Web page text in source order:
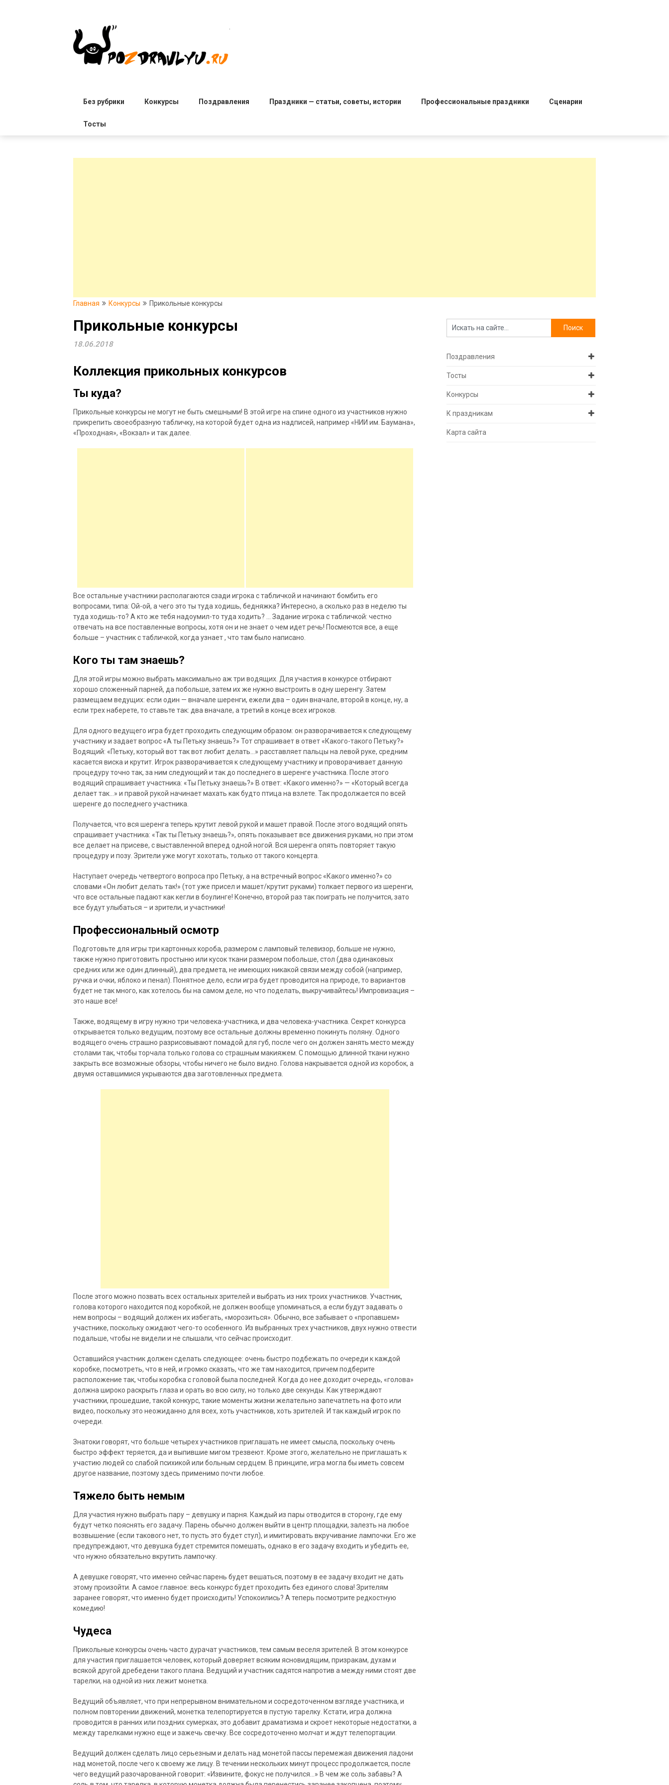
Без рубрики Конкурсы Поздравления Праздники — статьи, советы, истории Профессиональные праздники Сценарии
Тосты
Главная Конкурсы Прикольные конкурсы
Прикольные конкурсы
18.06.2018
Коллекция прикольных конкурсов
Ты куда?
Прикольные конкурсы не могут не быть смешными! В этой игре на спине одного из участников нужно
прикрепить своеобразную табличку, на которой будет одна из надписей, например «НИИ им. Баумана»,
«Проходная», «Вокзал» и так далее.
Все остальные участники располагаются сзади игрока с табличкой и начинают бомбить его
вопросами, типа: Ой-ой, а чего это ты туда ходишь, бедняжка? Интересно, а сколько раз в неделю ты
туда ходишь-то? А кто же тебя надоумил-то туда ходить? … Задание игрока с табличкой: честно
отвечать на все поставленные вопросы, хотя он и не знает о чем идет речь! Посмеются все, а еще
больше – участник с табличкой, когда узнает , что там было написано.
Кого ты там знаешь?
Для этой игры можно выбрать максимально аж три водящих. Для участия в конкурсе отбирают
хорошо сложенный парней, да побольше, затем их же нужно выстроить в одну шеренгу. Затем
размещаем ведущих: если один — вначале шеренги, ежели два – один вначале, второй в конце, ну, а
если трех наберете, то ставьте так: два вначале, а третий в конце всех игроков.
Для одного ведущего игра будет проходить следующим образом: он разворачивается к следующему
участнику и задает вопрос «А ты Петьку знаешь?» Тот спрашивает в ответ «Какого-такого Петьку?»
Водящий: «Петьку, который вот так вот любит делать…» расставляет пальцы на левой руке, средним
касается виска и крутит. Игрок разворачивается к следующему участнику и проворачивает данную
процедуру точно так, за ним следующий и так до последнего в шеренге участника. После этого
водящий спрашивает участника: «Ты Петьку знаешь?» В ответ: «Какого именно?» — «Который всегда
делает так…» и правой рукой начинает махать как будто птица на взлете. Так продолжается по всей
шеренге до последнего участника.
Получается, что вся шеренга теперь крутит левой рукой и машет правой. После этого водящий опять
спрашивает участника: «Так ты Петьку знаешь?», опять показывает все движения руками, но при этом
все делает на присеве, с выставленной вперед одной ногой. Вся шеренга опять повторяет такую
процедуру и позу. Зрители уже могут хохотать, только от такого концерта.
Наступает очередь четвертого вопроса про Петьку, а на встречный вопрос «Какого именно?» со
словами «Он любит делать так!» (тот уже присел и машет/крутит руками) толкает первого из шеренги,
что все остальные падают как кегли в боулинге! Конечно, второй раз так поиграть не получится, зато
все будут улыбаться – и зрители, и участники!
Профессиональный осмотр
Подготовьте для игры три картонных короба, размером с ламповый телевизор, больше не нужно,
также нужно приготовить простыню или кусок ткани размером побольше, стол (два одинаковых
средних или же один длинный), два предмета, не имеющих никакой связи между собой (например,
ручка и очки, яблоко и пенал). Понятное дело, если игра будет проводится на природе, то вариантов
будет не так много, как хотелось бы на самом деле, но что поделать, выкручивайтесь! Импровизация –
это наше все!
Также, водящему в игру нужно три человека-участника, и два человека-участника. Секрет конкурса
открывается только ведущим, поэтому все остальные должны временно покинуть поляну. Одного
водящего очень страшно разрисовывают помадой для губ, после чего он должен занять место между
столами так, чтобы торчала только голова со страшным макияжем. С помощью длинной ткани нужно
закрыть все возможные обзоры, чтобы ничего не было видно. Голова накрывается одной из коробок, а
двумя оставшимися укрываются два заготовленных предмета.
После этого можно позвать всех остальных зрителей и выбрать из них троих участников. Участник,
голова которого находится под коробкой, не должен вообще упоминаться, а если будут задавать о
нем вопросы – водящий должен их избегать, «морозиться». Обычно, все забывает о «пропавшем»
участнике, поскольку ожидают чего-то особенного. Из выбранных трех участников, двух нужно отвести
подальше, чтобы не видели и не слышали, что сейчас происходит.
Оставшийся участник должен сделать следующее: очень быстро подбежать по очереди к каждой
коробке, посмотреть, что в ней, и громко сказать, что же там находится, причем подберите
расположение так, чтобы коробка с головой была последней. Когда до нее доходит очередь, «голова»
должна широко раскрыть глаза и орать во всю силу, но только две секунды. Как утверждают
участники, прошедшие, такой конкурс, такие моменты жизни желательно запечатлеть на фото или
видео, поскольку это неожиданно для всех, хоть участников, хоть зрителей. И так каждый игрок по
очереди.
Знатоки говорят, что больше четырех участников приглашать не имеет смысла, поскольку очень
быстро эффект теряется, да и выпившие мигом трезвеют. Кроме этого, желательно не приглашать к
участию людей со слабой психикой или больным сердцем. В принципе, игра могла бы иметь совсем
другое название, поэтому здесь применимо почти любое.
Тяжело быть немым
Для участия нужно выбрать пару – девушку и парня. Каждый из пары отводится в сторону, где ему
будут четко пояснять его задачу. Парень обычно должен выйти в центр площадки, залезть на любое
возвышение (если такового нет, то пусть это будет стул), и имитировать вкручивание лампочки. Его же
предупреждают, что девушка будет стремится помешать, однако в его задачу входить и убедить ее,
что нужно обязательно вкрутить лампочку.
А девушке говорят, что именно сейчас парень будет вешаться, поэтому в ее задачу входит не дать
этому произойти. А самое главное: весь конкурс будет проходить без единого слова! Зрителям
заранее говорят, что именно будет происходить! Успокоились? А теперь посмотрите редкостную
комедию!
Чудеса
Прикольные конкурсы очень часто дурачат участников, тем самым веселя зрителей. В этом конкурсе
для участия приглашается человек, который доверяет всяким ясновидящим, призракам, духам и
всякой другой дребедени такого плана. Ведущий и участник садятся напротив а между ними стоят две
тарелки, на одной из них лежит монетка.
Ведущий объявляет, что при непрерывном внимательном и сосредоточенном взгляде участника, и
полном повторении движений, монетка телепортируется в пустую тарелку. Кстати, игра должна
проводится в ранних или поздних сумерках, это добавит драматизма и скроет некоторые недостатки, а
между тарелками нужно еще и зажечь свечку. Все сосредоточенно молчат и ждут телепортации.
Ведущий должен сделать лицо серьезным и делать над монетой пассы перемежая движения ладони
над монетой, после чего к своему же лицу. В течении нескольких минут процесс продолжается, после
чего ведущий разочарованной говорит: «Извините, фокус не получился…» В чем же соль забавы? А
Поздравления
Тосты
Конкурсы
К праздникам
Карта сайта